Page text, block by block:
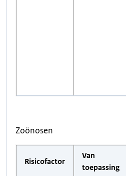
Zoönosen
Risicofactor
Van
toepassing